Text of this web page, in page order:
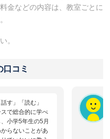
金などの内容は、教室ごとに
。
コミ
す」「読む」
スで総合的に学べ
小学5年生の5月
らないことがあ